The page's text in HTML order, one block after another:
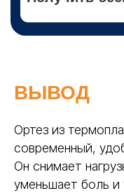
ВЫВОД
Ортез из
современный,
Он снимает
уменьшает боль и